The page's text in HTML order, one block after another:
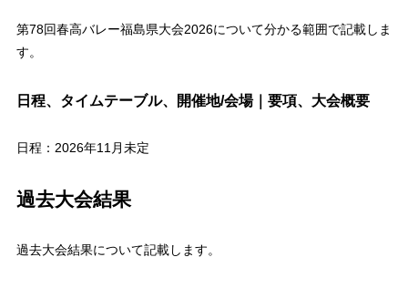
第78回春高バレー福島県大会2026について分かる範囲で記載しま
す。
日程、タイムテーブル、開催地/会場｜要項、大会概要
日程：2026年11月未定
過去大会結果
過去大会結果について記載します。